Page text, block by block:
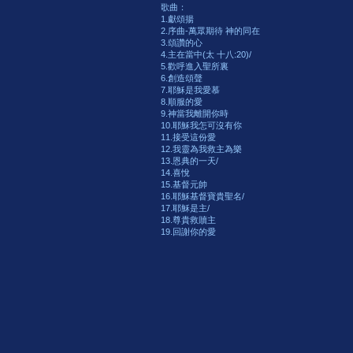
歌曲：
1.獻頌揚
2.序曲-萬眾期待 神的同在
3.頌讚的心
4.主在當中(太 十八:20)/
5.歡呼進入聖所裏
6.創造頌聲
7.耶穌是我愛慕
8.順服的愛
9.神當我離開你時
10.耶穌我怎可沒有你
11.接受這份愛
12.我靈為我救主為樂
13.恩典的一天/
14.喜悅
15.基督元帥
16.耶穌基督寶貴聖名/
17.耶穌是主/
18.尊貴救贖主
19.回謝你的愛